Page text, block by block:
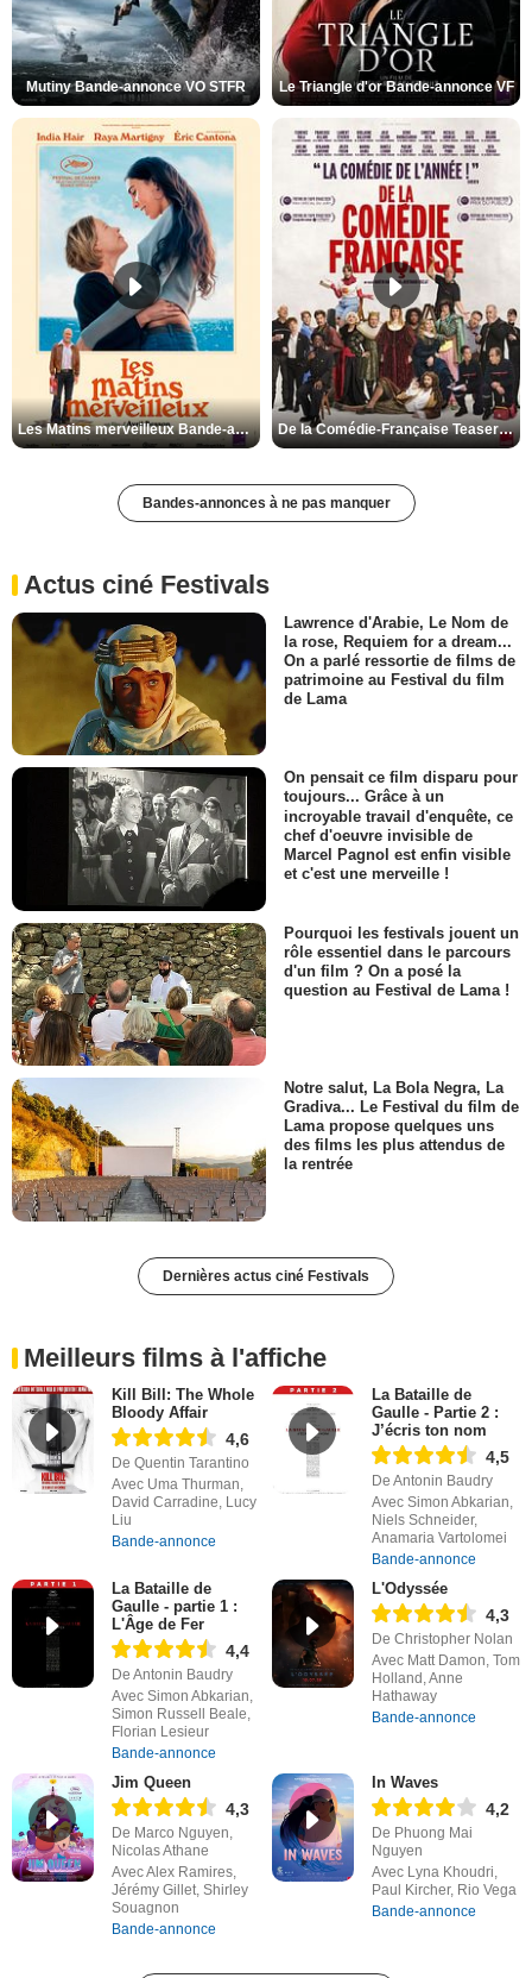
Mutiny Bande-annonce VO STFR Le Triangle d'or Bande-annonce VF
Les Matins merveilleux Bande-annonce VF De la Comédie-Française Teaser VF
Bandes-annonces à ne pas manquer
Actus ciné Festivals
Lawrence d'Arabie, Le Nom de
la rose, Requiem for a dream...
On a parlé ressortie de films de
patrimoine au Festival du film
de Lama
On pensait ce film disparu pour
toujours... Grâce à un
incroyable travail d'enquête, ce
chef d'oeuvre invisible de
Marcel Pagnol est enfin visible
et c'est une merveille !
Pourquoi les festivals jouent un
rôle essentiel dans le parcours
d'un film ? On a posé la
question au Festival de Lama !
Notre salut, La Bola Negra, La
Gradiva... Le Festival du film de
Lama propose quelques uns
des films les plus attendus de
la rentrée
Dernières actus ciné Festivals
Meilleurs films à l'affiche
Kill Bill: The Whole
Bloody Affair
4,6
De Quentin Tarantino
Avec Uma Thurman,
David Carradine, Lucy
Liu
Bande-annonce
La Bataille de
Gaulle - Partie 2 :
J’écris ton nom
4,5
De Antonin Baudry
Avec Simon Abkarian,
Niels Schneider,
Anamaria Vartolomei
Bande-annonce
La Bataille de
Gaulle - partie 1 :
L'Âge de Fer
4,4
De Antonin Baudry
Avec Simon Abkarian,
Simon Russell Beale,
Florian Lesieur
Bande-annonce
L'Odyssée
4,3
De Christopher Nolan
Avec Matt Damon, Tom
Holland, Anne
Hathaway
Bande-annonce
Jim Queen
4,3
De Marco Nguyen,
Nicolas Athane
Avec Alex Ramires,
Jérémy Gillet, Shirley
Souagnon
Bande-annonce
In Waves
4,2
De Phuong Mai
Nguyen
Avec Lyna Khoudri,
Paul Kircher, Rio Vega
Bande-annonce